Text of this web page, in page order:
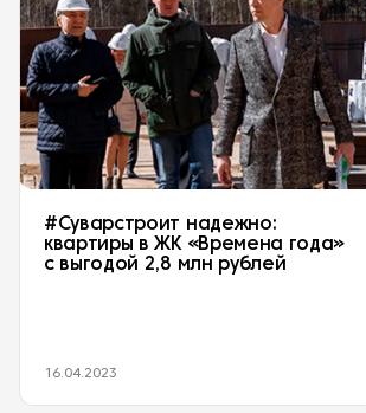
#Суварстроит надежно:
квартиры в ЖК «Времена года»
с выгодой 2,8 млн рублей
16.04.2023